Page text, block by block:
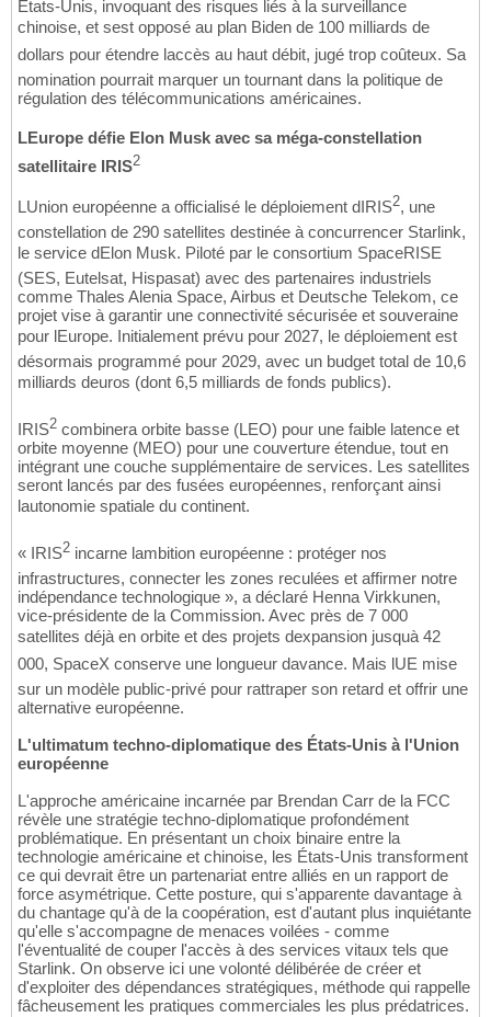
États-Unis, invoquant des risques liés à la surveillance
chinoise, et sest opposé au plan Biden de 100 milliards de
dollars pour étendre laccès au haut débit, jugé trop coûteux. Sa
nomination pourrait marquer un tournant dans la politique de
régulation des télécommunications américaines.
LEurope défie Elon Musk avec sa méga-constellation
satellitaire IRIS2
LUnion européenne a officialisé le déploiement dIRIS2, une
constellation de 290 satellites destinée à concurrencer Starlink,
le service dElon Musk. Piloté par le consortium SpaceRISE
(SES, Eutelsat, Hispasat) avec des partenaires industriels
comme Thales Alenia Space, Airbus et Deutsche Telekom, ce
projet vise à garantir une connectivité sécurisée et souveraine
pour lEurope. Initialement prévu pour 2027, le déploiement est
désormais programmé pour 2029, avec un budget total de 10,6
milliards deuros (dont 6,5 milliards de fonds publics).
IRIS2 combinera orbite basse (LEO) pour une faible latence et
orbite moyenne (MEO) pour une couverture étendue, tout en
intégrant une couche supplémentaire de services. Les satellites
seront lancés par des fusées européennes, renforçant ainsi
lautonomie spatiale du continent.
« IRIS2 incarne lambition européenne : protéger nos
infrastructures, connecter les zones reculées et affirmer notre
indépendance technologique », a déclaré Henna Virkkunen,
vice-présidente de la Commission. Avec près de 7 000
satellites déjà en orbite et des projets dexpansion jusquà 42
000, SpaceX conserve une longueur davance. Mais lUE mise
sur un modèle public-privé pour rattraper son retard et offrir une
alternative européenne.
L'ultimatum techno-diplomatique des États-Unis à l'Union
européenne
L'approche américaine incarnée par Brendan Carr de la FCC
révèle une stratégie techno-diplomatique profondément
problématique. En présentant un choix binaire entre la
technologie américaine et chinoise, les États-Unis transforment
ce qui devrait être un partenariat entre alliés en un rapport de
force asymétrique. Cette posture, qui s'apparente davantage à
du chantage qu'à de la coopération, est d'autant plus inquiétante
qu'elle s'accompagne de menaces voilées - comme
l'éventualité de couper l'accès à des services vitaux tels que
Starlink. On observe ici une volonté délibérée de créer et
d'exploiter des dépendances stratégiques, méthode qui rappelle
fâcheusement les pratiques commerciales les plus prédatrices.